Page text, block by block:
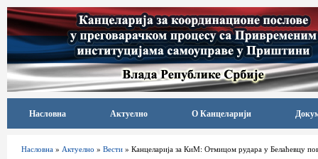
Насловна Актуелно О Канцеларији
Насловна » Актуелно » Вести » Канцеларија за КиМ: Отмицом рудара у Белаћевцу